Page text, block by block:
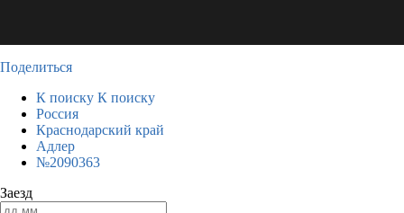
Поделиться
К поиску К поиску
Россия
Краснодарский край
Адлер
№2090363
Заезд